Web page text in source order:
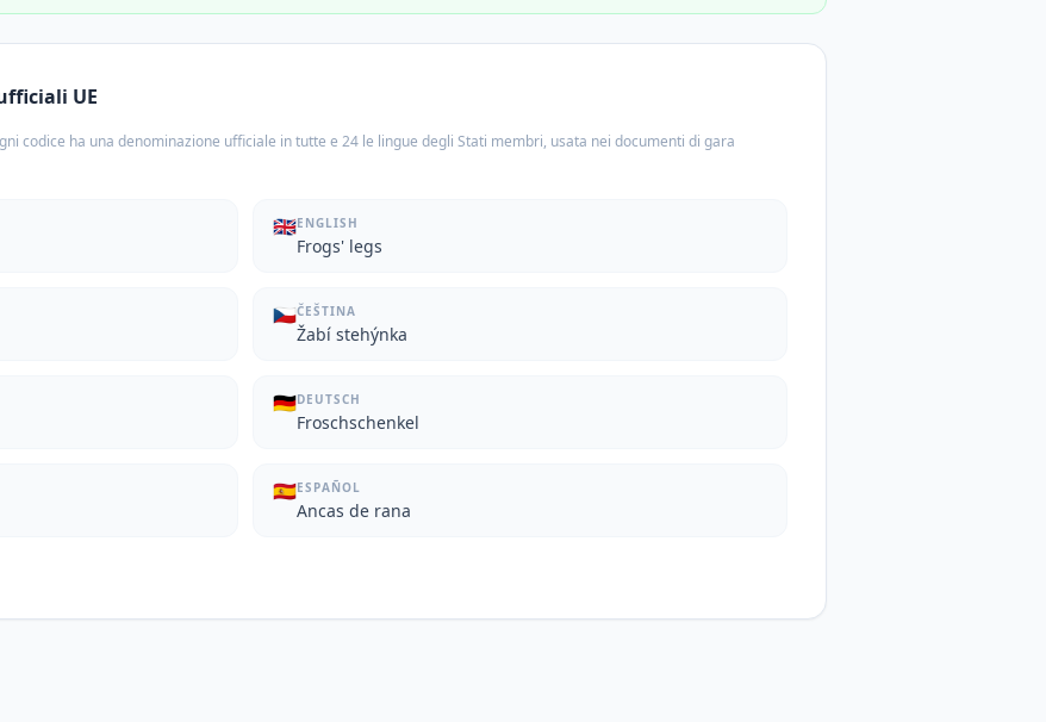
UE
codice ha una denominazione ufficiale in tutte e 24 le lingue degli Stati membri, usata nei documenti di gara
🇬🇧ENGLISH
Frogs' legs
🇨🇿ČEŠTINA
Žabí stehýnka
🇩🇪DEUTSCH
Froschschenkel
🇪🇸ESPAÑOL
Ancas de rana